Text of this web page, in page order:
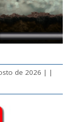
de 2026 | |